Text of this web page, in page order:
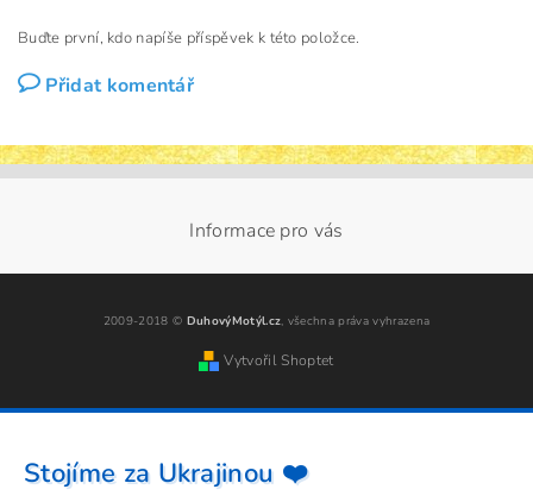
Buďte první, kdo napíše příspěvek k této položce.
Přidat komentář
Informace pro vás
2009-2018 © DuhovýMotýl.cz, všechna práva vyhrazena
Vytvořil Shoptet
Stojíme za Ukrajinou ❤️